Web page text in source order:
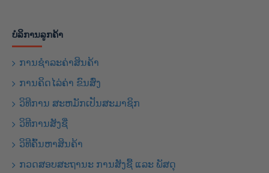
ບໍລິການລູກຄ້າ
ການຊຳລະຄ່າສິນຄ້າ
ການຄິດໄລ່ຄ່າ ຂົນສົ່ງ
ວິທີການ ສະຫມັກເປັນສະມາຊິກ
ວິທີການສັງຊື່
ວິທີຄົ້ນຫາສິນຄ້າ
ກວດສອບສະຖານະ ການສັງຊື້ ແລະ ພັສດຸ